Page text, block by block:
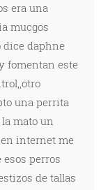
era una
mucgos
dice daphne
fomentan este
una perrita
mato un
internet me
perros
de tallas